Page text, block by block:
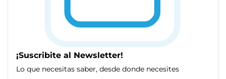
¡Suscribite al Newsletter!
Lo que necesitas saber, desde donde necesites